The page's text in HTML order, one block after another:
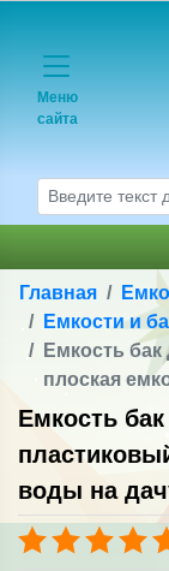
Меню
сайта
Главная
Емкости и
Емкость
плоская
Емкость
воды на